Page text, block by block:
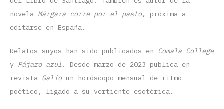
novela Márgara corre por el pasto, próxima a
editarse en España.
Relatos suyos han sido publicados en
Comala College
y Pájaro azul. Desde marzo de 2023 publica en
revista Galioun horóscopo mensual de ritmo
poético, ligado a su vertiente esotérica.